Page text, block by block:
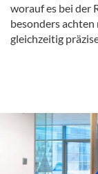
worauf es bei der
besonders
gleichzeitig